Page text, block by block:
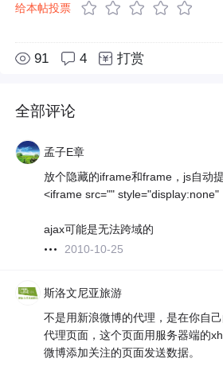
给本帖投票
91 4 打赏
全部评论
孟子E章
放个隐藏的iframe和frame，js自动
<iframe src="" style="display:none"
ajax可能是无法跨域的
2010-10-25
斯洛文尼亚旅游
不是用新浪微博的代理，是在你自
代理页面，这个页面用服务器端的
微博添加关注的页面发送数据。